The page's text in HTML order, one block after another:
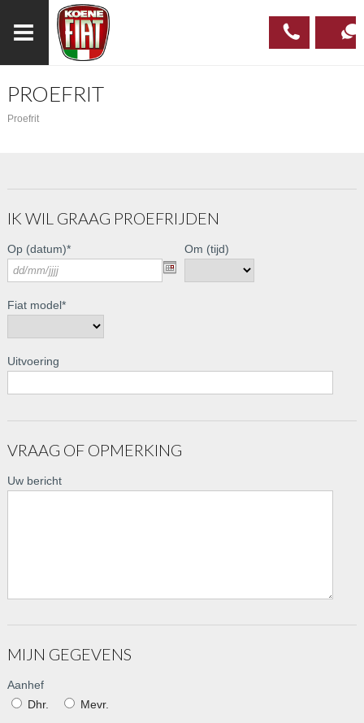
PROEFRIT
Proefrit
IK WIL GRAAG PROEFRIJDEN
Op (datum)* Om (tijd)
Fiat model*
Uitvoering
VRAAG OF OPMERKING
Uw bericht
MIJN GEGEVENS
Aanhef
Dhr.
Mevr.